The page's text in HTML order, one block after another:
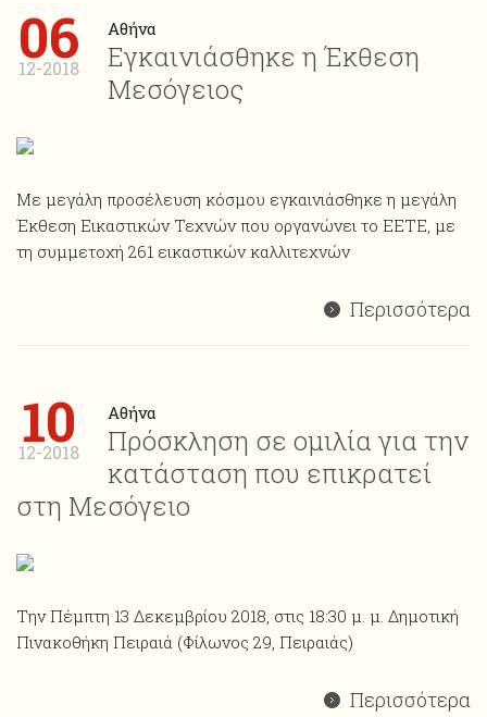
06
12-2018
Αθήνα
Εγκαινιάσθηκε η Έκθεση
Μεσόγειος
Με μεγάλη προσέλευση κόσμου εγκαινιάσθηκε η μεγάλη
Έκθεση Εικαστικών Τεχνών που οργανώνει το ΕΕΤΕ, με
τη συμμετοχή 261 εικαστικών καλλιτεχνών
Περισσότερα
10
12-2018
Αθήνα
Πρόσκληση σε ομιλία για την
κατάσταση που επικρατεί
στη Μεσόγειο
Την Πέμπτη 13 Δεκεμβρίου 2018, στις 18:30 μ. μ. Δημοτική
Πινακοθήκη Πειραιά (Φίλωνος 29, Πειραιάς)
Περισσότερα